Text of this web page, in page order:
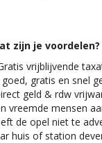
zijn je voordelen?
vrijblijvende
goed, gratis en snel
geld & rdw
vreemde mensen
de opel niet te
huis of station